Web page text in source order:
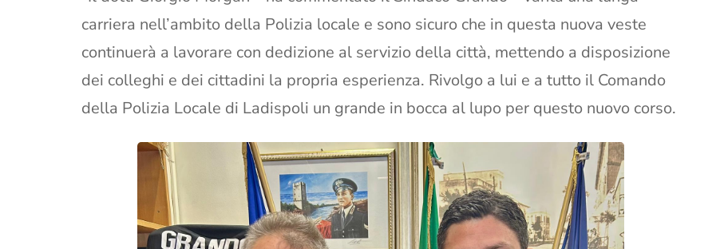
carriera nell’ambito della Polizia locale e sono sicuro che in questa nuova veste
continuerà a lavorare con dedizione al servizio della città, mettendo a disposizione
dei colleghi e dei cittadini la propria esperienza. Rivolgo a lui e a tutto il Comando
della Polizia Locale di Ladispoli un grande in bocca al lupo per questo nuovo corso.